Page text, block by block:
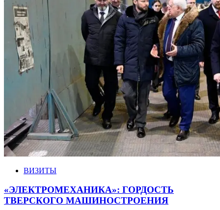
ВИЗИТЫ
«ЭЛЕКТРОМЕХАНИКА»: ГОРДОСТЬ
ТВЕРСКОГО МАШИНОСТРОЕНИЯ